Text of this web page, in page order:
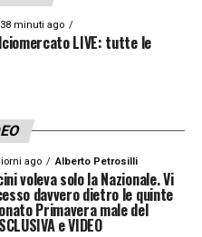
Salvo
minuto, ogni
all’estate.
38 minuti ago
LIVE: tutte le
ago Alberto Petrosilli
voleva solo la Nazionale. Vi
davvero dietro le quinte
Primavera male del
e VIDEO